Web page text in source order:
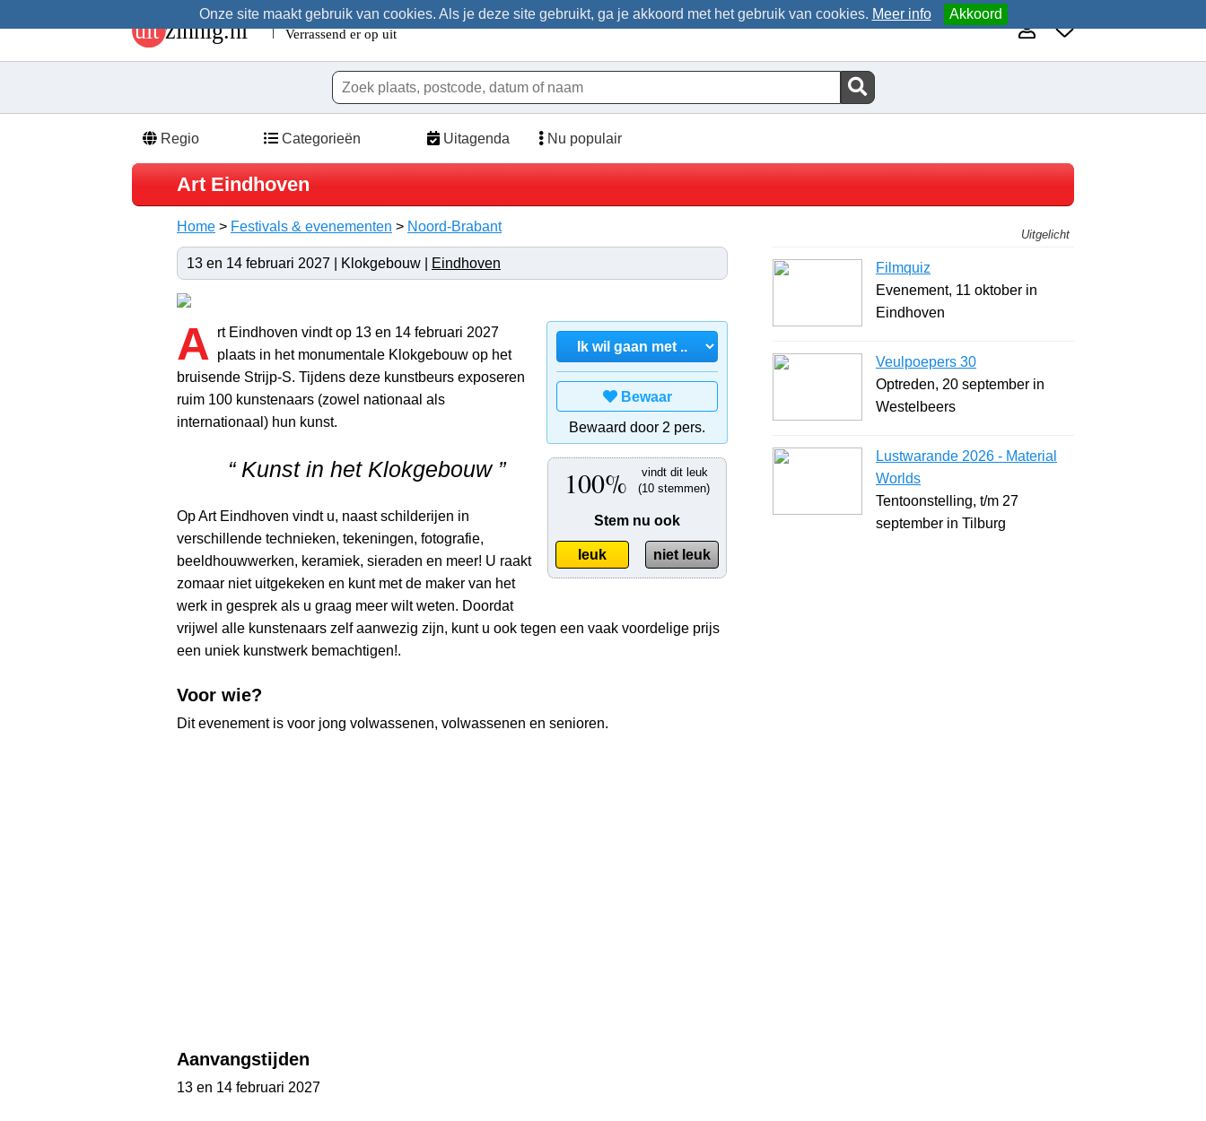
Onze site maakt gebruik van cookies. Als je deze site gebruikt, ga je akkoord met het gebruik van cookies. Meer info Akkoord
Regio Categorieën Uitagenda Nu populair
Art Eindhoven
Home > Festivals & evenementen > Noord-Brabant
13 en 14 februari 2027 | Klokgebouw | Eindhoven
Bewaar
Bewaard door 2 pers.
vindt dit leuk
(10 stemmen)
100%
Stem nu ook
leuk niet leuk
A
rt Eindhoven vindt op 13 en 14 februari 2027
plaats in het monumentale Klokgebouw op het
bruisende Strijp-S. Tijdens deze kunstbeurs exposeren
ruim 100 kunstenaars (zowel nationaal als
internationaal) hun kunst.
“ Kunst in het Klokgebouw ”
Op Art Eindhoven vindt u, naast schilderijen in
verschillende technieken, tekeningen, fotografie,
beeldhouwwerken, keramiek, sieraden en meer! U raakt
zomaar niet uitgekeken en kunt met de maker van het
werk in gesprek als u graag meer wilt weten. Doordat
vrijwel alle kunstenaars zelf aanwezig zijn, kunt u ook tegen een vaak voordelige prijs
een uniek kunstwerk bemachtigen!.
Voor wie?
Dit evenement is voor jong volwassenen, volwassenen en senioren.
Aanvangstijden
13 en 14 februari 2027
Uitgelicht
Filmquiz
Evenement, 11 oktober in
Eindhoven
Veulpoepers 30
Optreden, 20 september in
Westelbeers
Lustwarande 2026 - Material
Worlds
Tentoonstelling, t/m 27
september in Tilburg